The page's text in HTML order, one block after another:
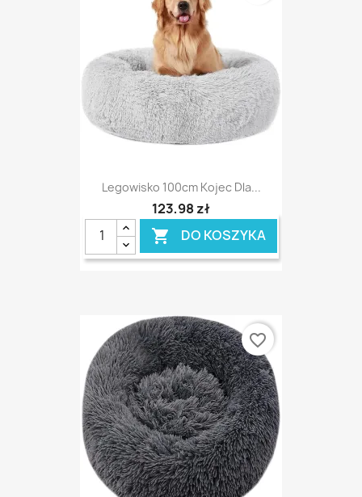
Legowisko 100cm Kojec Dla...
123,98 zł
 DO KOSZYKA
favorite_border